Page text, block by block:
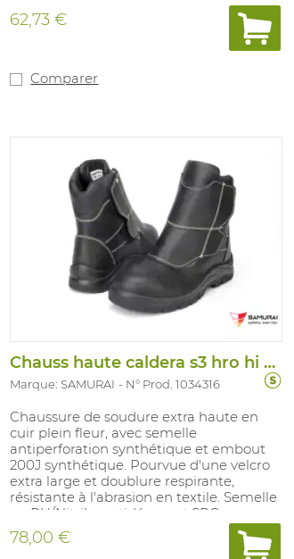
propreté amovible en polyuréthane
revêtue de textile. 100% sans métal.
accordance avec: EN ISO 20345 S3 HRO
62,73 €
Comparer
Chauss haute caldera s3 hro hi ci src fe
Marque: SAMURAI N° Prod. 1034316
Chaussure de soudure extra haute en
cuir plein fleur, avec semelle
antiperforation synthétique et embout
200J synthétique. Pourvue d'une velcro
extra large et doublure respirante,
résistante à l'abrasion en textile. Semelle
en PU/Nitrile, antidérapant SRC,
résistante aux huiles et acides. Semelle
de propreté amovible en polyuréthane
78,00 €